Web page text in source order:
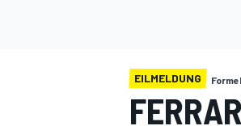
EILMELDUNG